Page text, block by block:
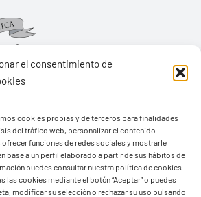
el consentimiento de
cookies propias y de terceros para finalidades
del tráfico web, personalizar el contenido
ofrecer funciones de redes sociales y mostrarle
base a un perfil elaborado a partir de sus hábitos de
puedes consultar nuestra política de cookies
las cookies mediante el botón “Aceptar” o puedes
modificar su selección o rechazar su uso pulsando
1